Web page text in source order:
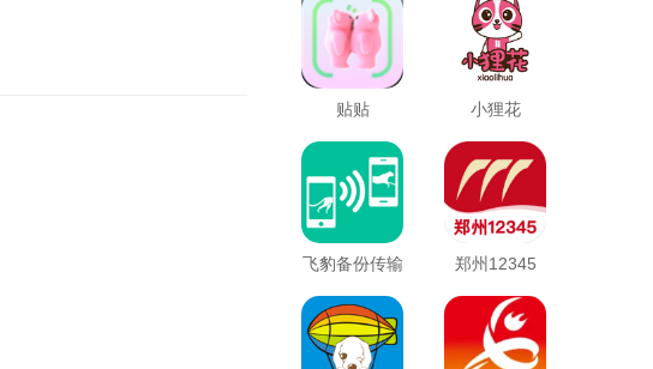
贴贴 小狸花
飞豹备份传输 郑州12345